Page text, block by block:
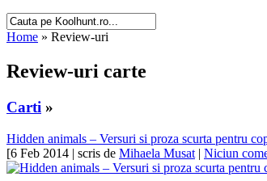
Home » Review-uri
Review-uri carte
Carti »
Hidden animals – Versuri si proza scurta pentru
[6 Feb 2014 | scris de Mihaela Musat | Niciun